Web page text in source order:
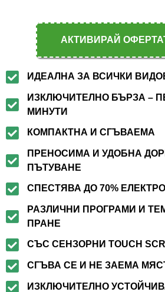
АКТИВИРАЙ
ИДЕАЛНА ЗА ВСИЧКИ
ИЗКЛЮЧИТЕЛНО БЪРЗА –
МИНУТИ
КОМПАКТНА И СГЪВАЕМА
ПРЕНОСИМА И УДОБНА
ПЪТУВАНЕ
СПЕСТЯВА ДО 70%
РАЗЛИЧНИ ПРОГРАМИ И
ПРАНЕ
СЪС СЕНЗОРНИ TOUCH
СГЪВА СЕ И НЕ ЗАЕМА
ИЗКЛЮЧИТЕЛНО